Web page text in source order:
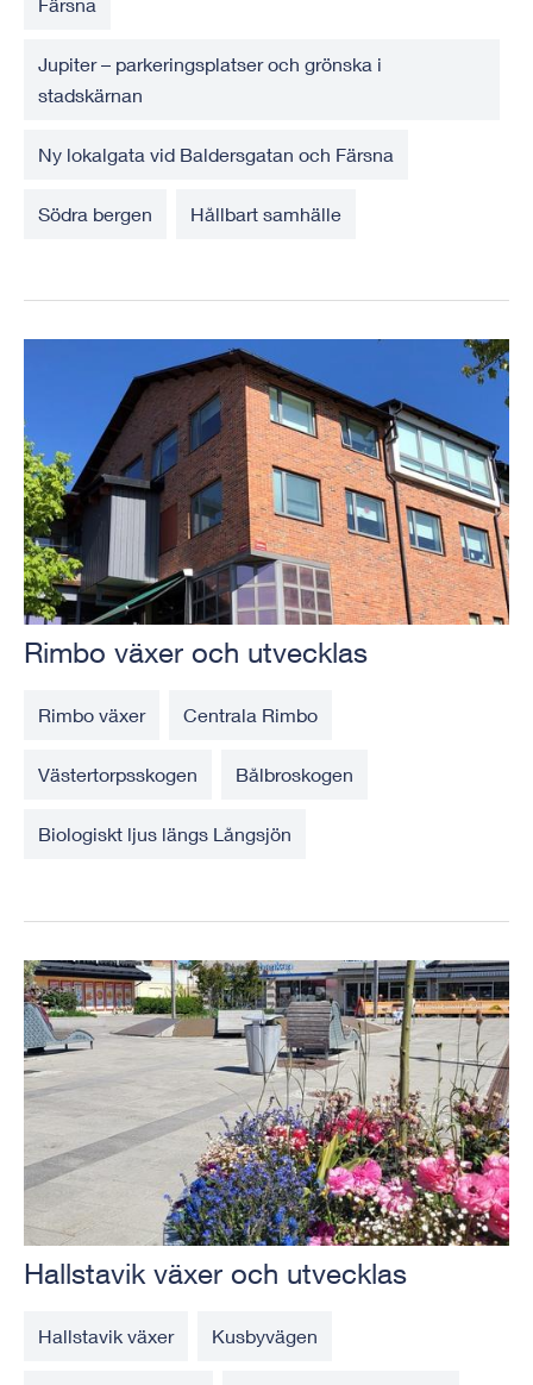
Jupiter – parkeringsplatser och grönska i
stadskärnan
Ny lokalgata vid Baldersgatan och Färsna
Södra bergen Hållbart samhälle
Rimbo växer och utvecklas
Rimbo växer Centrala Rimbo
Västertorpsskogen Bålbroskogen
Biologiskt ljus längs Långsjön
Hallstavik växer och utvecklas
Hallstavik växer Kusbyvägen